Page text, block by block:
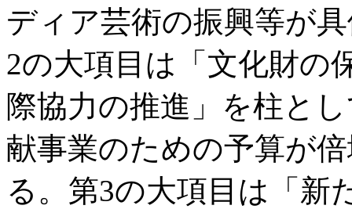
ディア芸術の振興等が
2の大項目は「文化財の
際協力の推進」を柱と
献事業のための予算が
る。第3の大項目は「新